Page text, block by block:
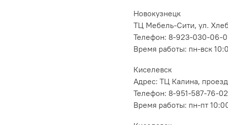
Новокузнецк
ТЦ Мебель-Сити, ул.
Телефон: 8-923-030-06-
Время работы: пн-вск
Киселевск
Адрес: ТЦ Калина,
Телефон: 8-951-587-76-02
Время работы: пн-пт